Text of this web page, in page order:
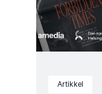
Artikkel